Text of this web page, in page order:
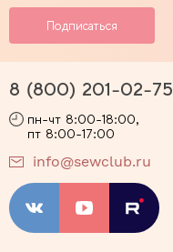
8 (800) 201-02-75
пн-чт 8:00-18:00,
пт 8:00-17:00
info@sewclub.ru